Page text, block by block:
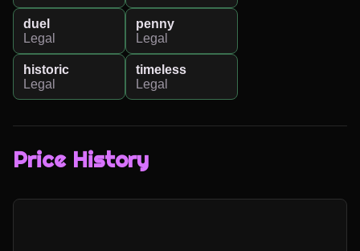
duel
Legal
penny
Legal
historic
Legal
timeless
Legal
Price History